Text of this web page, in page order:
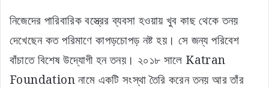
নিজেদের পারিবারিক বস্ত্রের ব্যবসা হওয়ায় খুব কাছ থেকে তনয়
দেখেছেন কত পরিমাণে কাপড়চোপড় নষ্ট হয়। সে জন্য পরিবেশ
বাঁচাতে বিশেষ উদ্যোগী হন তনয়। ২০১৮ সালে Katran
Foundation নামে একটি সংস্থা তৈরি করেন তনয় আর তাঁর